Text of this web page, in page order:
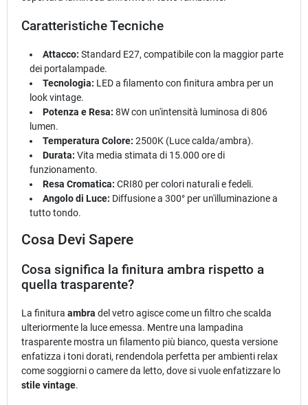
Caratteristiche Tecniche
Attacco: Standard E27, compatibile con la maggior parte
dei portalampade.
Tecnologia: LED a filamento con finitura ambra per un
look vintage.
Potenza e Resa: 8W con un'intensità luminosa di 806
lumen.
Temperatura Colore: 2500K (Luce calda/ambra).
Durata: Vita media stimata di 15.000 ore di
funzionamento.
Resa Cromatica: CRI80 per colori naturali e fedeli.
Angolo di Luce: Diffusione a 300° per un'illuminazione a
tutto tondo.
Cosa Devi Sapere
Cosa significa la finitura ambra rispetto a
quella trasparente?
La finitura ambra del vetro agisce come un filtro che scalda
ulteriormente la luce emessa. Mentre una lampadina
trasparente mostra un filamento più bianco, questa versione
enfatizza i toni dorati, rendendola perfetta per ambienti relax
come soggiorni o camere da letto, dove si vuole enfatizzare lo
stile vintage.